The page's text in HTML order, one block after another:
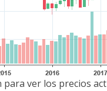
para ver los precios